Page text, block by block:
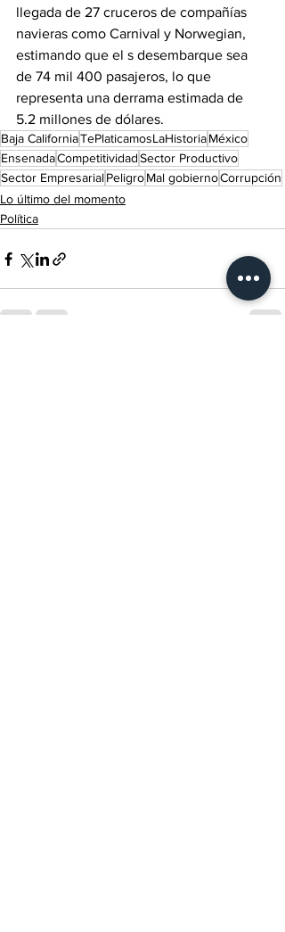
llegada de 27 cruceros de compañías
navieras como Carnival y Norwegian,
estimando que el s desembarque sea
de 74 mil 400 pasajeros, lo que
representa una derrama estimada de
5.2 millones de dólares.
Baja CaliforniaTePlaticamosLaHistoriaMéxico
EnsenadaCompetitividadSector Productivo
Sector EmpresarialPeligroMal gobiernoCorrupción
Lo último del momento
Política